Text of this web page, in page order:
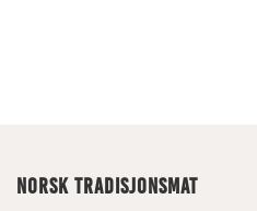
NORSK TRADISJONSMAT